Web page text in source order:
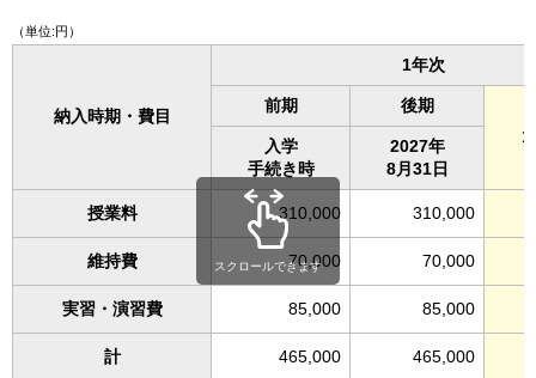
（単位:円）
納入時期・費目
1年次
前期
後期
1
入学
手続き時
2027年
8月31日
授業料 310,000 310,000
維持費 70,000 70,000
実習・演習費 85,000 85,000
計 465,000 465,000
スクロールできます